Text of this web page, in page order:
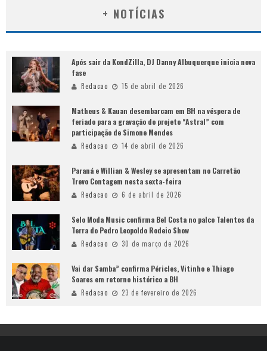
+ NOTÍCIAS
Após sair da KondZilla, DJ Danny Albuquerque inicia nova
fase
Redacao 15 de abril de 2026
Matheus & Kauan desembarcam em BH na véspera de
feriado para a gravação do projeto “Astral” com
participação de Simone Mendes
Redacao 14 de abril de 2026
Paraná e Willian & Wesley se apresentam no Carretão
Trevo Contagem nesta sexta-feira
Redacao 6 de abril de 2026
Selo Moda Music confirma Bel Costa no palco Talentos da
Terra do Pedro Leopoldo Rodeio Show
Redacao 30 de março de 2026
Vai dar Samba” confirma Péricles, Vitinho e Thiago
Soares em retorno histórico a BH
Redacao 23 de fevereiro de 2026